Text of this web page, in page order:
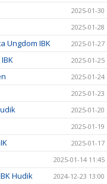
2025-01-30
2025-01-28
Ungdom IBK 2025-01-27
2025-01-25
2025-01-24
2025-01-23
2025-01-20
2025-01-19
2025-01-17
2025-01-14 11:45
Hudik 2024-12-23 13:00